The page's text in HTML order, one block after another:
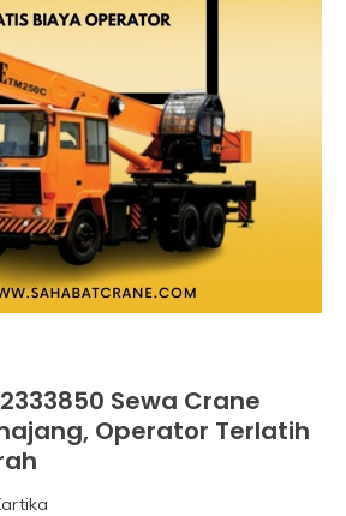
Sewa Crane
Operator Terlatih